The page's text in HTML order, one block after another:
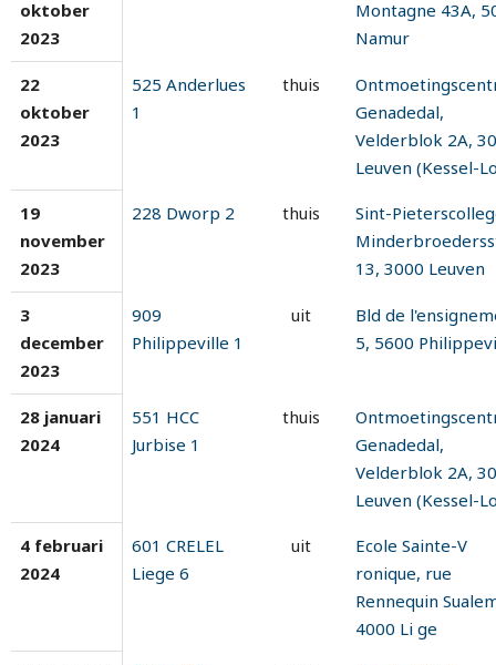
oktober
2023
Montagne 43A,
Namur
22
oktober
2023
525 Anderlues
1
thuis
Genadedal,
Velderblok 2A,
Leuven (Kessel-
19
november
2023
228 Dworp 2 thuis
Sint-
13, 3000 Leuven
3
december
2023
909
Philippeville 1
uit
Bld de
5, 5600
28 januari
2024
551 HCC
Jurbise 1
thuis
Genadedal,
Velderblok 2A,
Leuven (Kessel-
4 februari
2024
601 CRELEL
Liege 6
uit
Ecole Sainte-V
ronique, rue
Rennequin
4000 Li ge